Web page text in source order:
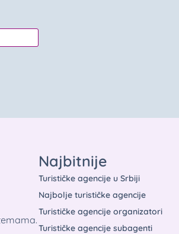
Najbitnije
Turističke agencije u Srbiji
Najbolje turističke agencije
Turističke agencije organizatori
Turističke agencije subagenti